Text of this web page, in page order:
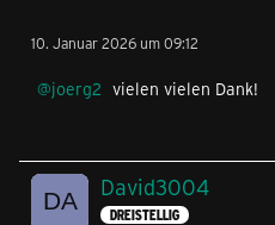
10. Januar 2026 um 09:12
joerg2 vielen vielen Dank!
David3004
DREISTELLIG